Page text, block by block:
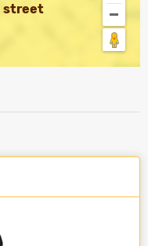
street